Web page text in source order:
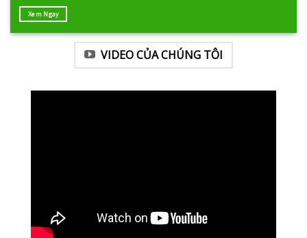
Xem Ngay
VIDEO CỦA CHÚNG TÔI